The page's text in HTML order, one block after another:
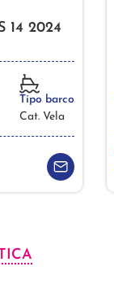
14 2024
Tipo barco
Cat. Vela